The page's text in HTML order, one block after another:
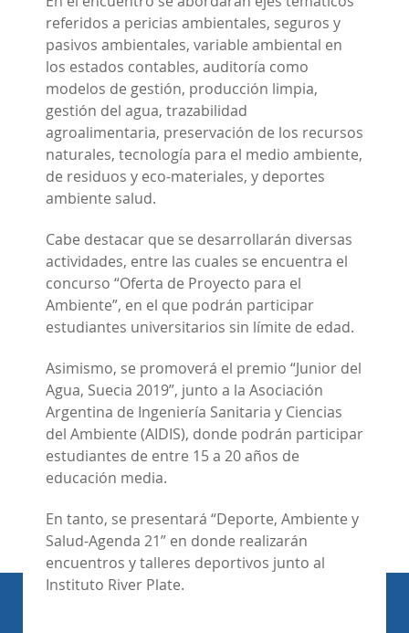
referidos a pericias ambientales, seguros y
pasivos ambientales, variable ambiental en
los estados contables, auditoría como
modelos de gestión, producción limpia,
gestión del agua, trazabilidad
agroalimentaria, preservación de los recursos
naturales, tecnología para el medio ambiente,
de residuos y eco-materiales, y deportes
ambiente salud.
Cabe destacar que se desarrollarán diversas
actividades, entre las cuales se encuentra el
concurso “Oferta de Proyecto para el
Ambiente”, en el que podrán participar
estudiantes universitarios sin límite de edad.
Asimismo, se promoverá el premio “Junior del
Agua, Suecia 2019”, junto a la Asociación
Argentina de Ingeniería Sanitaria y Ciencias
del Ambiente (AIDIS), donde podrán participar
estudiantes de entre 15 a 20 años de
educación media.
En tanto, se presentará “Deporte, Ambiente y
Salud-Agenda 21” en donde realizarán
encuentros y talleres deportivos junto al
Instituto River Plate.